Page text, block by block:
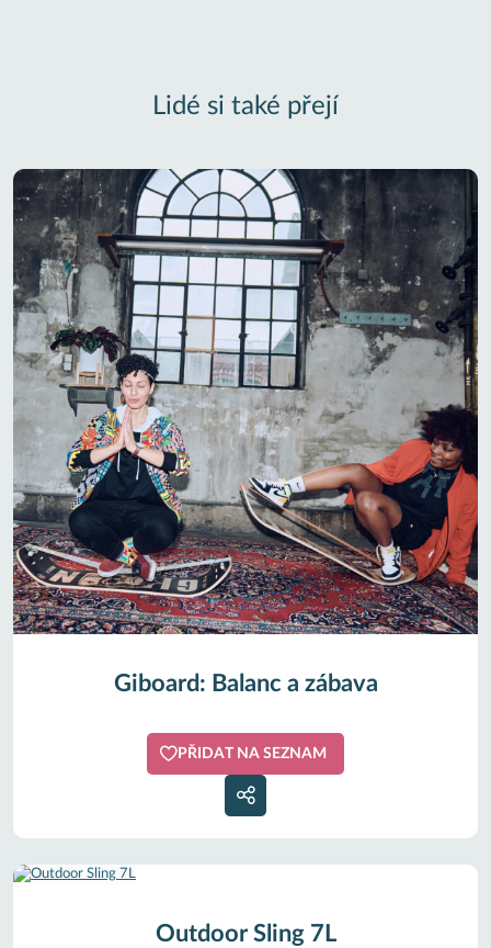
Lidé si také přejí
Giboard: Balanc a zábava
PŘIDAT NA SEZNAM
Outdoor Sling 7L